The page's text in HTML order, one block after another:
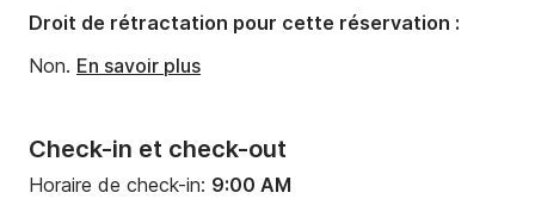
Puissance moteur:4cv
Check-in et check-out
Horaire de check-in: 9:00 AM
Droit de rétractation pour cette réservation :
Non. En savoir plus